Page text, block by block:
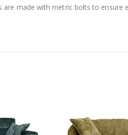
are made with metric bolts to ensure